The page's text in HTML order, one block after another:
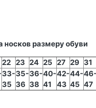
носков размеру обуви
22 23 24 25 27 29 31
33-
35
35-
36
36-
38
40-
41
42-
43
44-
45 47